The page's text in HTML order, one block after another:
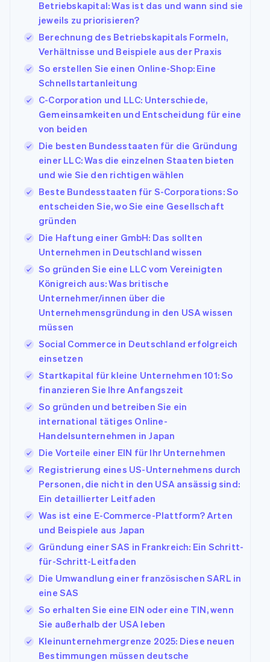
Betriebskapital: Was ist das und wann sind sie
jeweils zu priorisieren?
Berechnung des Betriebskapitals Formeln,
Verhältnisse und Beispiele aus der Praxis
So erstellen Sie einen Online-Shop: Eine
Schnellstartanleitung
C-Corporation und LLC: Unterschiede,
Gemeinsamkeiten und Entscheidung für eine
von beiden
Die besten Bundesstaaten für die Gründung
einer LLC: Was die einzelnen Staaten bieten
und wie Sie den richtigen wählen
Beste Bundesstaaten für S-Corporations: So
entscheiden Sie, wo Sie eine Gesellschaft
gründen
Die Haftung einer GmbH: Das sollten
Unternehmen in Deutschland wissen
So gründen Sie eine LLC vom Vereinigten
Königreich aus: Was britische
Unternehmer/innen über die
Unternehmensgründung in den USA wissen
müssen
Social Commerce in Deutschland erfolgreich
einsetzen
Startkapital für kleine Unternehmen 101: So
finanzieren Sie Ihre Anfangszeit
So gründen und betreiben Sie ein
international tätiges Online-
Handelsunternehmen in Japan
Die Vorteile einer EIN für Ihr Unternehmen
Registrierung eines US-Unternehmens durch
Personen, die nicht in den USA ansässig sind:
Ein detaillierter Leitfaden
Was ist eine E-Commerce-Plattform? Arten
und Beispiele aus Japan
Gründung einer SAS in Frankreich: Ein Schritt-
für-Schritt-Leitfaden
Die Umwandlung einer französischen SARL in
eine SAS
So erhalten Sie eine EIN oder eine TIN, wenn
Sie außerhalb der USA leben
Kleinunternehmergrenze 2025: Diese neuen
Bestimmungen müssen deutsche